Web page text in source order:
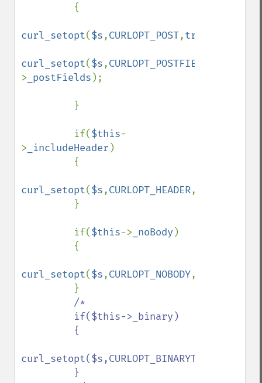
curl_setopt($s,CURLOPT_POST,true
curl_setopt($s,CURLOPT_POSTFIELDS
> _postFields );
         if(
$this-
> _includeHeader )
curl_setopt($s,CURLOPT_HEADER,
         if(
$this-> _noBody )
curl_setopt($s,CURLOPT_NOBODY,
/*